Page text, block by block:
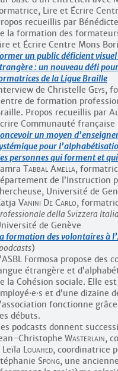
Lire et Écrire
recueillis par Bénédicte
la formation des
et Écrire Centre Mons
un public déficient
: un nouveau défi
de la Ligue Braille
de Christelle Geys,
de formation
Propos recueillis par
Communauté française
un moyen
pour
personnes qui forment et
Tabbal Amella,
de l’Instruction
Université de
Vanini De Carlo,
della Svizzera
de Genève
formation des volontaires à
)
Formosa propose des
étrangère et
la Cohésion sociale. Elle
·e·s et d’une dizaine
fonctionne
débuts.
podcasts donnent
Christophe Wasterlain,
Leïla Louahed, coordinatrice
Spong, une